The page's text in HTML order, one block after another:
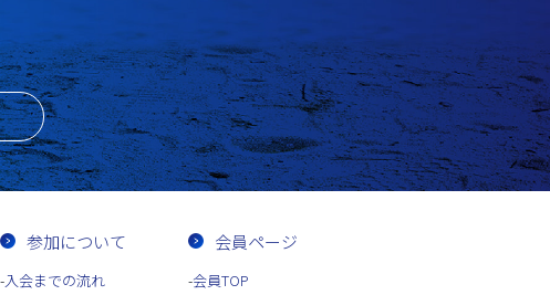
参加について
入会までの流れ
会員ページ
会員TOP